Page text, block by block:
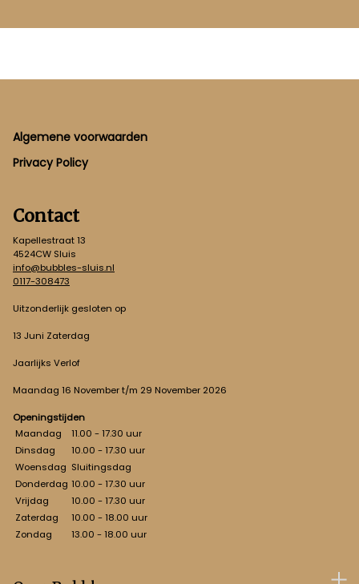
Footer
Algemene voorwaarden
Privacy Policy
Contact
Kapellestraat 13
4524CW Sluis
info@bubbles-sluis.nl
0117-308473
Uitzonderlijk gesloten op
13 Juni Zaterdag
Jaarlijks Verlof
Maandag 16 November t/m 29 November 2026
Openingstijden
Maandag
11.00 - 17.30 uur
Dinsdag
10.00 - 17.30 uur
Woensdag Sluitingsdag
Donderdag 10.00 - 17.30 uur
Vrijdag
10.00 - 17.30 uur
Zaterdag
10.00 - 18.00 uur
Zondag
13.00 - 18.00 uur